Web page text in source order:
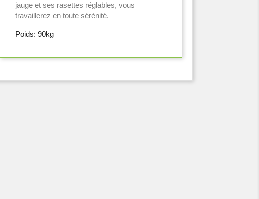
jauge et ses rasettes réglables, vous
travaillerez en toute sérénité.
Poids: 90kg